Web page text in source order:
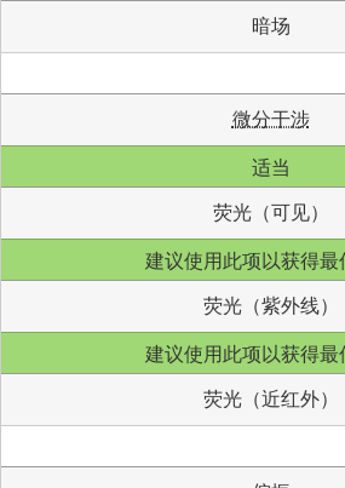
暗场
微分干涉
适当
荧光（可见）
建议使用此项以获得最
荧光（紫外线）
建议使用此项以获得最
荧光（近红外）